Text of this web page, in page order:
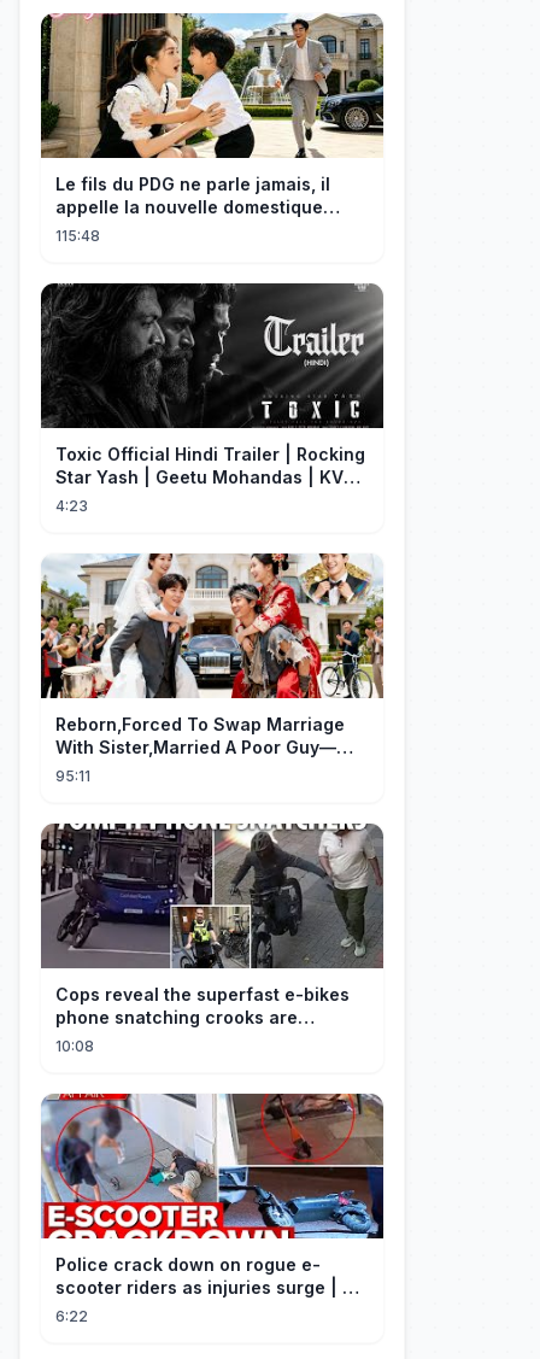
Le fils du PDG ne parle jamais, il
appelle la nouvelle domestique
maman, c’est sa mère biologique !
115:48
Toxic Official Hindi Trailer | Rocking
Star Yash | Geetu Mohandas | KVN |
Monster Mind Creations
4:23
Reborn,Forced To Swap Marriage
With Sister,Married A Poor Guy—
He’S Actually A Rich Ceo!Shocked!
95:11
Cops reveal the superfast e-bikes
phone snatching crooks are
terrorising pedestrians with
10:08
Police crack down on rogue e-
scooter riders as injuries surge | A
Current Affair
6:22